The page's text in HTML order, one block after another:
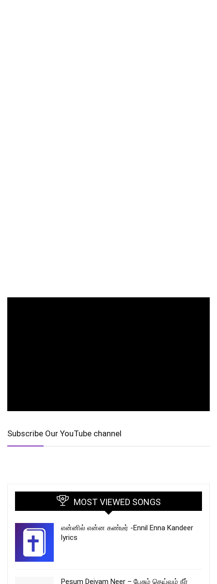
Subscribe Our YouTube channel
MOST VIEWED SONGS
என்னில் என்ன கண்டீர் -Ennil Enna Kandeer
lyrics
Pesum Deivam Neer – பேசும் தெய்வம் நீர்